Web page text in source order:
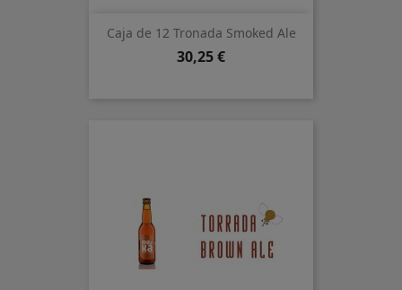
Caja de 12 Tronada Smoked Ale
Precio
30,25 €